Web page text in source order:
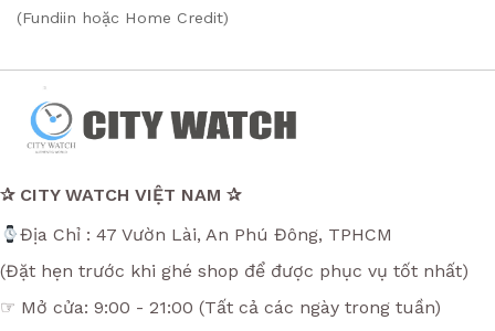
(Fundiin hoặc Home Credit)
✰ CITY WATCH VIỆT NAM ✰
Địa Chỉ : 47 Vườn Lài, An Phú Đông, TPHCM
(Đặt hẹn trước khi ghé shop để được phục vụ tốt nhất)
☞ Mở cửa: 9:00 - 21:00 (Tất cả các ngày trong tuần)